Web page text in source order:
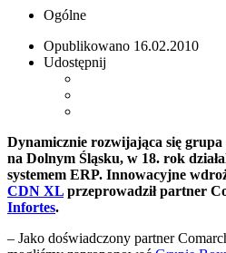
Ogólne
Opublikowano 16.02.2010
Udostępnij
Dynamicznie rozwijająca się grupa
na Dolnym Śląsku, w 18. rok
systemem ERP. Innowacyjne
CDN XL przeprowadził partner
Infortes.
– Jako doświadczony partner